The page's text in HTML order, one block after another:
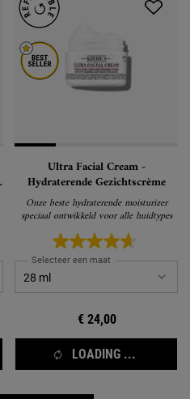
Ultra Facial Cream -
Hydraterende Gezichtscrème
Onze beste hydraterende moisturizer
speciaal ontwikkeld voor alle huidtypes
Selecteer een maat
€ 24,00
LOADING ...